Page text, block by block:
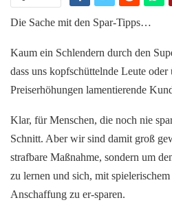
Die Sache mit den Spar-Tipps…
Kaum ein Schlendern durch den
dass uns kopfschüttelnde Leute oder
Preiserhöhungen lamentierende
Klar, für Menschen, die noch nie
Schnitt. Aber wir sind damit groß
strafbare Maßnahme, sondern um
zu lernen und sich, mit
Anschaffung zu er-sparen.